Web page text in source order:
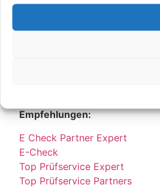
E Service GmbH
Empfehlungen:
E Check Partner Expert
E-Check
Top Prüfservice Expert
Top Prüfservice Partners